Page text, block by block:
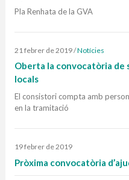
Pla Renhata de la GVA
21 febrer de 2019/Notícies
Oberta la convocatòria de
locals
El consistori compta amb
en la tramitació
19 febrer de 2019
Pròxima convocatòria